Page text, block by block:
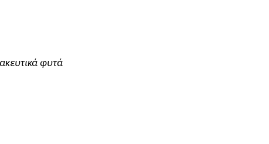
φυτά